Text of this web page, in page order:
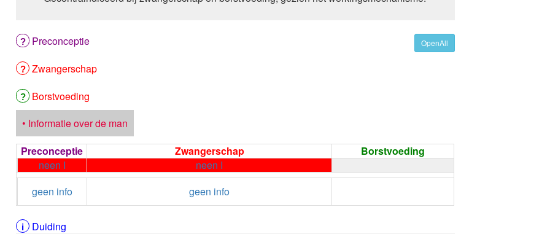
OpenAll
Preconceptie
Zwangerschap
Borstvoeding
• Informatie over de man
Preconceptie
Zwangerschap
Borstvoeding
neen I
neen I
geen info
geen info
Duiding